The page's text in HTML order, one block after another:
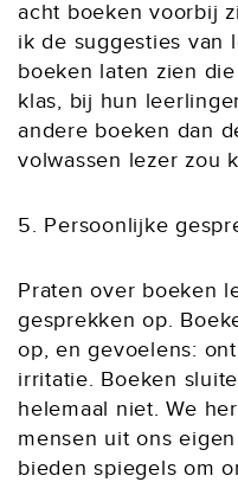
acht boeken voorbij
ik de suggesties van
boeken laten zien
klas, bij hun
andere boeken dan
volwassen lezer zou
5. Persoonlijke
Praten over boeken
gesprekken op.
op, en gevoelens:
irritatie. Boeken
helemaal niet. We
mensen uit ons
bieden spiegels om